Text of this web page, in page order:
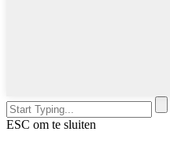
ESC om te sluiten